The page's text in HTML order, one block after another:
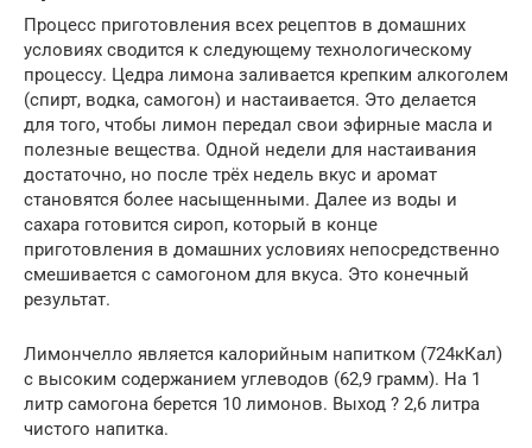
Процесс приготовления всех рецептов в домашних
условиях сводится к следующему технологическому
процессу. Цедра лимона заливается крепким алкоголем
(спирт, водка, самогон) и настаивается. Это делается
для того, чтобы лимон передал свои эфирные масла и
полезные вещества. Одной недели для настаивания
достаточно, но после трёх недель вкус и аромат
становятся более насыщенными. Далее из воды и
сахара готовится сироп, который в конце
приготовления в домашних условиях непосредственно
смешивается с самогоном для вкуса. Это конечный
результат.
Лимончелло является калорийным напитком (724кКал)
с высоким содержанием углеводов (62,9 грамм). На 1
литр самогона берется 10 лимонов. Выход ? 2,6 литра
чистого напитка.